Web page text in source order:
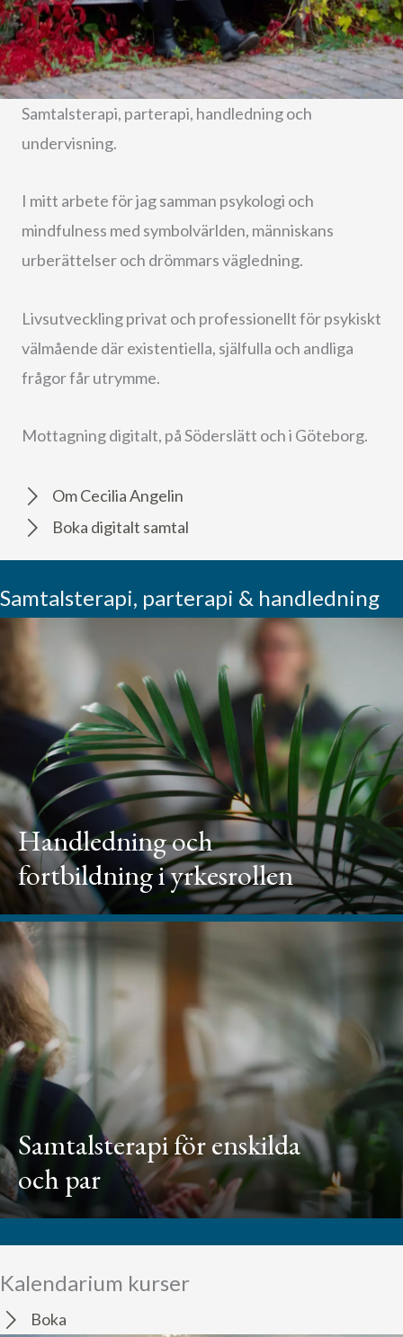
Samtalsterapi, parterapi, handledning och
undervisning.
I mitt arbete för jag samman psykologi och
mindfulness med symbolvärlden, människans
urberättelser och drömmars vägledning.
Livsutveckling privat och professionellt för psykiskt
välmående där existentiella, själfulla och andliga
frågor får utrymme.
Mottagning digitalt, på Söderslätt och i Göteborg.
Om Cecilia Angelin
Boka digitalt samtal
Samtalsterapi, parterapi & handledning
Handledning och
fortbildning i yrkesrollen
Samtalsterapi för enskilda
och par
Kalendarium kurser
Boka